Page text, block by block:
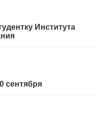
Института
сентября